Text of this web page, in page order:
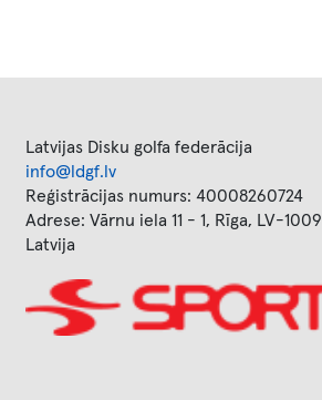
Latvijas Disku golfa federācija
info@ldgf.lv
Reģistrācijas numurs: 40008260724
Adrese: Vārnu iela 11 - 1, Rīga, LV-1009
Latvija
Image